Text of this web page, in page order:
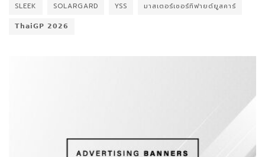
SLEEK
SOLARGARD YSS
มาสเตอร์เซอร์ทิฟายด์ยูสคาร์
𝗧𝗵𝗮𝗶𝗚𝗣 𝟮𝟬𝟮𝟲